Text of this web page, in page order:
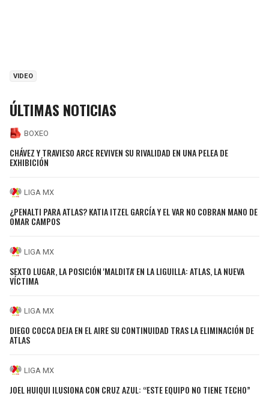
VIDEO
ÚLTIMAS NOTICIAS
BOXEO
CHÁVEZ Y TRAVIESO ARCE REVIVEN SU RIVALIDAD EN UNA PELEA DE
EXHIBICIÓN
LIGA MX
¿PENALTI PARA ATLAS? KATIA ITZEL GARCÍA Y EL VAR NO COBRAN MANO DE
OMAR CAMPOS
LIGA MX
SEXTO LUGAR, LA POSICIÓN 'MALDITA' EN LA LIGUILLA: ATLAS, LA NUEVA
VÍCTIMA
LIGA MX
DIEGO COCCA DEJA EN EL AIRE SU CONTINUIDAD TRAS LA ELIMINACIÓN DE
ATLAS
LIGA MX
JOEL HUIQUI ILUSIONA CON CRUZ AZUL: “ESTE EQUIPO NO TIENE TECHO”